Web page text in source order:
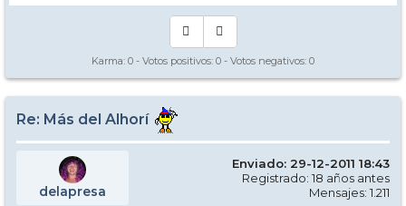
Karma: 0 - Votos positivos: 0 - Votos negativos: 0
Re: Más del Alhorí
delapresa
Enviado: 29-12-2011 18:43
Registrado: 18 años antes
Mensajes: 1.211